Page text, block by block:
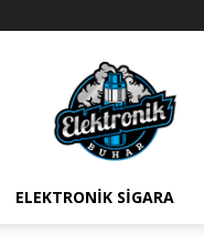
ELEKTRONIK SIGARA